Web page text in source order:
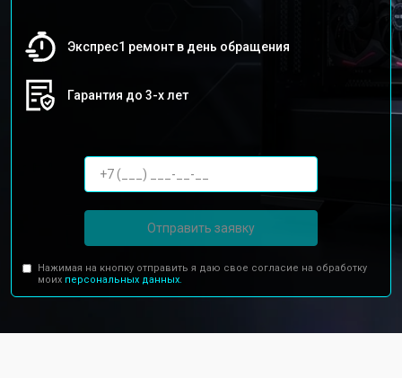
Экспрес1 ремонт в день обращения
Гарантия до 3-х лет
Отправить заявку
Нажимая на кнопку отправить я даю свое согласие на обработку
моих персональных данных.